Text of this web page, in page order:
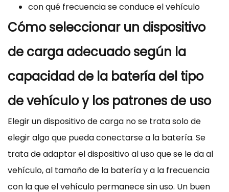
con qué frecuencia se conduce el vehículo
Cómo seleccionar un dispositivo
de carga adecuado según la
capacidad de la batería del tipo
de vehículo y los patrones de uso
Elegir un dispositivo de carga no se trata solo de
elegir algo que pueda conectarse a la batería. Se
trata de adaptar el dispositivo al uso que se le da al
vehículo, al tamaño de la batería y a la frecuencia
con la que el vehículo permanece sin uso. Un buen